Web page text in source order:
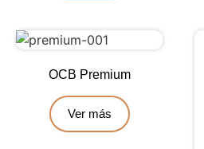
OCB Premium
Ver más